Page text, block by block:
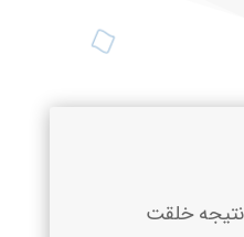
خلقت